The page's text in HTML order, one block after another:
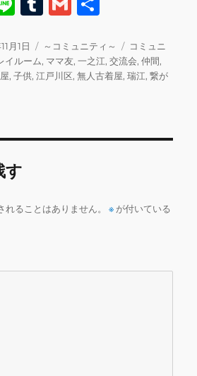
e
m
bl
ai
l
月1日
カ
テ
ゴ
～コミュニティ～
タ
グ
コミュニ
イルーム, ママ友,一之江,交流会,仲間,
,子供,江戸川区,無人古着屋,瑞江,繋が
す
ることはありません。 ※が付いている